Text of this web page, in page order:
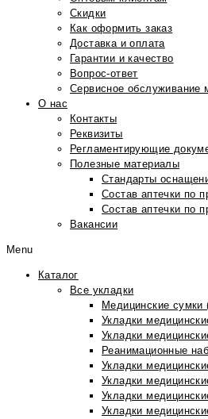
Скидки
Как оформить заказ
Доставка и оплата
Гарантии и качество
Вопрос-ответ
Сервисное обслуживание
О нас
Контакты
Реквизиты
Регламентирующие
Полезные материалы
Стандарты
Состав аптечки по
Состав аптечки по
Вакансии
Menu
Каталог
Все укладки
Медицинские сумки
Укладки
Укладки
Реанимационные
Укладки
Укладки
Укладки
Укладки